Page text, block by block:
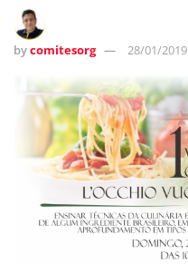
bycomitesorg 28/01/2019